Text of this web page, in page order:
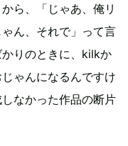
ら、「じゃあ、俺リ
ん、それで」って言
りのときに、kilkか
ゃんになるんですけ
なかった作品の断片